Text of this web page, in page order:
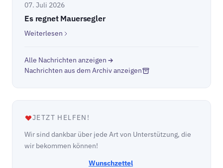
07. Juli 2026
Es regnet Mauersegler
Weiterlesen
Alle Nachrichten anzeigen
Nachrichten aus dem Archiv anzeigen
JETZT HELFEN!
Wir sind dankbar über jede Art von Unterstützung, die
wir bekommen können!
Wunschzettel